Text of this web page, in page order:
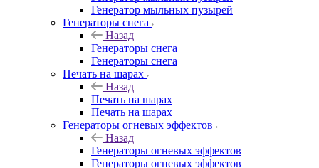
Генератор мыльных пузырей
Генераторы снега
Назад
Генераторы снега
Генераторы снега
Печать на шарах
Назад
Печать на шарах
Печать на шарах
Генераторы огневых эффектов
Назад
Генераторы огневых эффектов
Генераторы огневых эффектов